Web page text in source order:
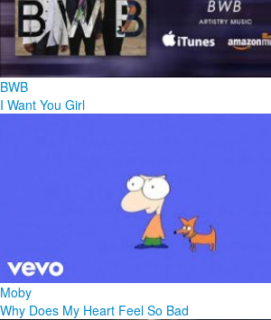
BWB
I Want You Girl
Moby
Why Does My Heart Feel So Bad